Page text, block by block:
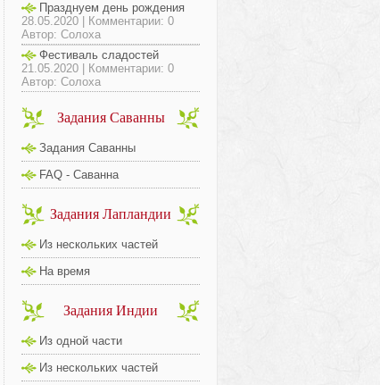
Празднуем день рождения
28.05.2020 | Комментарии: 0
Автор: Солоха
Фестиваль сладостей
21.05.2020 | Комментарии: 0
Автор: Солоха
Задания Саванны
Задания Саванны
FAQ - Саванна
Задания Лапландии
Из нескольких частей
На время
Задания Индии
Из одной части
Из нескольких частей